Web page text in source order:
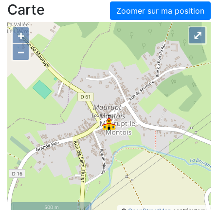
Zoomer sur ma position
Carte
+
–
⤢
500 m